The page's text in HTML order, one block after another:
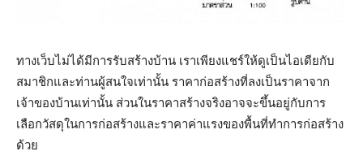
ทางเว็บไม่ได้มีการรับสร้างบ้าน เราเพียงแชร์ให้ดูเป็นไอเดียกับ
สมาชิกและท่านผู้สนใจเท่านั้น ราคาก่อสร้างที่ลงเป็นราคาจาก
เจ้าของบ้านเท่านั้น ส่วนในราคาสร้างจริงอาจจะขึ้นอยู่กับการ
เลือกวัสดุในการก่อสร้างและราคาค่าแรงของพื้นที่ทำการก่อสร้าง
ด้วย